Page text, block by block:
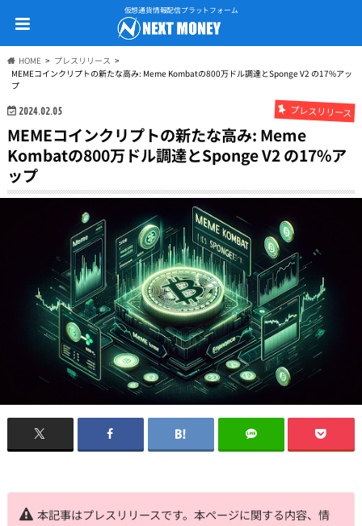
仮想通貨情報配信プラットフォーム
HOME
プレスリリース
MEMEコインクリプトの新たな高み: Meme Kombatの800万ドル調達とSponge V2 の17%アッ
プ
2024.02.05 プレスリリース
MEMEコインクリプトの新たな高み: Meme
Kombatの800万ドル調達とSponge V2 の17%ア
ップ
本記事はプレスリリースです。本ページに関する内容、情